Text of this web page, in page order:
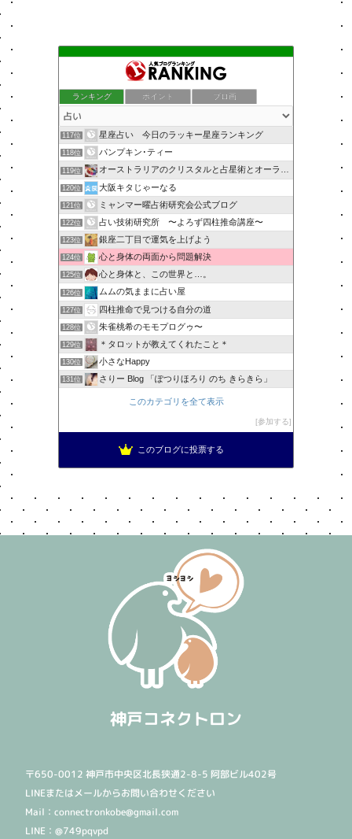
ランキング ポイント ブロ画
117位 星座占い 今日のラッキー星座ランキング
118位 パンプキン･ティー
119位 オーストラリアのクリスタルと占星術とオーラソーマのショップ
120位 大阪キタじゃーなる
121位 ミャンマー曜占術研究会公式ブログ
122位 占い技術研究所 〜よろず四柱推命講座〜
123位 銀座二丁目で運気を上げよう
124位 心と身体の両面から問題解決
125位 心と身体と、この世界と…。
126位 ムムの気ままに占い屋
127位 四柱推命で見つける自分の道
128位 朱雀桃希のモモプログゥ〜
129位 ＊タロットが教えてくれたこと＊
130位 小さなHappy
131位 さりー Blog 「ぽつりほろり のち きらきら」
このカテゴリを全て表示
参加する
このブログに投票する
神戸コネクトロン
〒650-0012 神戸市中央区北長狭通2-8-5 阿部ビル402号
LINEまたはメールからお問い合わせください
Mail：connectronkobe@gmail.com
LINE：@749pqvpd